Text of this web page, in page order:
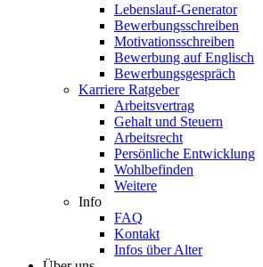
Lebenslauf-Generator
Bewerbungsschreiben
Motivationsschreiben
Bewerbung auf Englisch
Bewerbungsgespräch
Karriere Ratgeber
Arbeitsvertrag
Gehalt und Steuern
Arbeitsrecht
Persönliche Entwicklung
Wohlbefinden
Weitere
Info
FAQ
Kontakt
Infos über Alter